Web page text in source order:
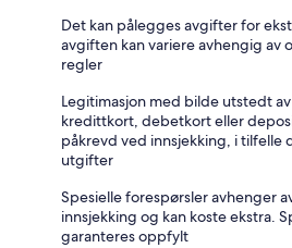
Det kan pålegges avgifter for
avgiften kan variere avhengig av
regler
Legitimasjon med bilde utstedt
kredittkort, debetkort eller
påkrevd ved innsjekking, i tilfelle
utgifter
Spesielle forespørsler avhenger
innsjekking og kan koste ekstra.
garanteres oppfylt